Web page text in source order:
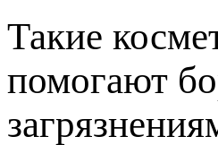
Такие
помогают